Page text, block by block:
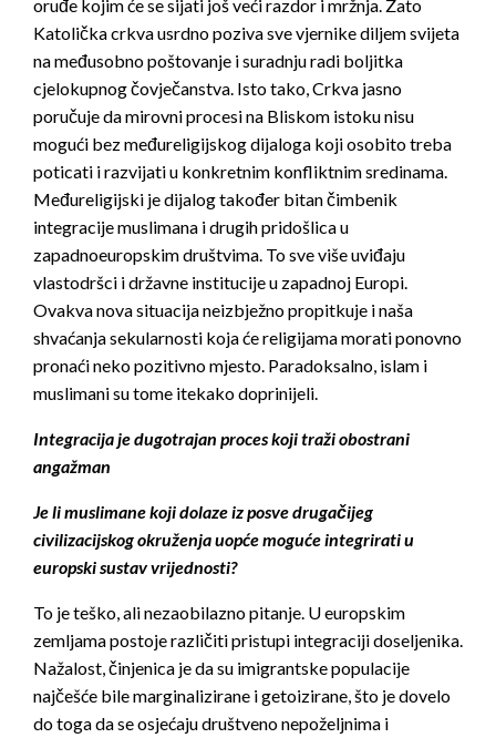
oruđe kojim će se sijati još veći razdor i mržnja. Zato
Katolička crkva usrdno poziva sve vjernike diljem svijeta
na međusobno poštovanje i suradnju radi boljitka
cjelokupnog čovječanstva. Isto tako, Crkva jasno
poručuje da mirovni procesi na Bliskom istoku nisu
mogući bez međureligijskog dijaloga koji osobito treba
poticati i razvijati u konkretnim konfliktnim sredinama.
Međureligijski je dijalog također bitan čimbenik
integracije muslimana i drugih pridošlica u
zapadnoeuropskim društvima. To sve više uviđaju
vlastodršci i državne institucije u zapadnoj Europi.
Ovakva nova situacija neizbježno propitkuje i naša
shvaćanja sekularnosti koja će religijama morati ponovno
pronaći neko pozitivno mjesto. Paradoksalno, islam i
muslimani su tome itekako doprinijeli.
Integracija je dugotrajan proces koji traži obostrani
angažman
Je li muslimane koji dolaze iz posve drugačijeg
civilizacijskog okruženja uopće moguće integrirati u
europski sustav vrijednosti?
To je teško, ali nezaobilazno pitanje. U europskim
zemljama postoje različiti pristupi integraciji doseljenika.
Nažalost, činjenica je da su imigrantske populacije
najčešće bile marginalizirane i getoizirane, što je dovelo
do toga da se osjećaju društveno nepoželjnima i